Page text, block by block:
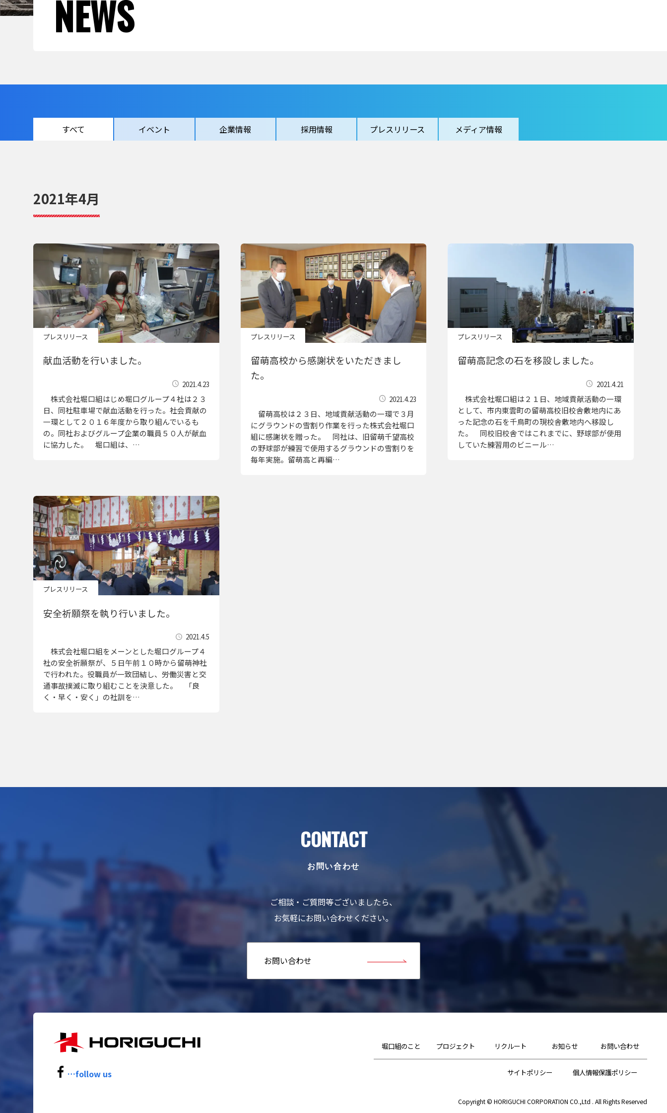
NEWS
すべて イベント 企業情報 採用情報 プレスリリース メディア情報
2021年4月
プレスリリース
献血活動を行いました。
2021.4.23
株式会社堀口組はじめ堀口グループ４社は２３
日、同社駐車場で献血活動を行った。社会貢献の
一環として２０１６年度から取り組んでいるも
の。同社およびグループ企業の職員５０人が献血
に協力した。 堀口組は、…
プレスリリース
留萌高校から感謝状をいただきまし
た。
2021.4.23
留萌高校は２３日、地域貢献活動の一環で３月
にグラウンドの雪割り作業を行った株式会社堀口
組に感謝状を贈った。 同社は、旧留萌千望高校
の野球部が練習で使用するグラウンドの雪割りを
毎年実施。留萌高と再編…
プレスリリース
留萌高記念の石を移設しました。
2021.4.21
株式会社堀口組は２１日、地域貢献活動の一環
として、市内東雲町の留萌高校旧校舎敷地内にあ
った記念の石を千鳥町の現校舎敷地内へ移設し
た。 同校旧校舎ではこれまでに、野球部が使用
していた練習用のビニール…
プレスリリース
安全祈願祭を執り行いました。
2021.4.5
株式会社堀口組をメーンとした堀口グループ４
社の安全祈願祭が、５日午前１０時から留萌神社
で行われた。役職員が一致団結し、労働災害と交
通事故撲滅に取り組むことを決意した。 「良
く・早く・安く」の社訓を…
CONTACT
お問い合わせ
ご相談・ご質問等ございましたら、
お気軽にお問い合わせください。
お問い合わせ
…follow us
堀口組のこと プロジェクト リクルート お知らせ お問い合わせ
サイトポリシー 個人情報保護ポリシー
Copyright © HORIGUCHI CORPORATION CO.,Ltd . All Rights Reserved